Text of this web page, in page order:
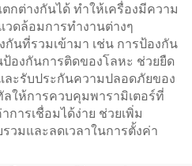
กต่างกันได้ ทำให้เครื่องมีความ
ดล้อมการทำงานต่างๆ
นที่รวมเข้ามา เช่น การป้องกัน
องกันการติดของโลหะ ช่วยยืด
ะรับประกันความปลอดภัยของ
ให้การควบคุมพารามิเตอร์ที่
ารเชื่อมได้ง่าย ช่วยเพิ่ม
วมและลดเวลาในการตั้งค่า